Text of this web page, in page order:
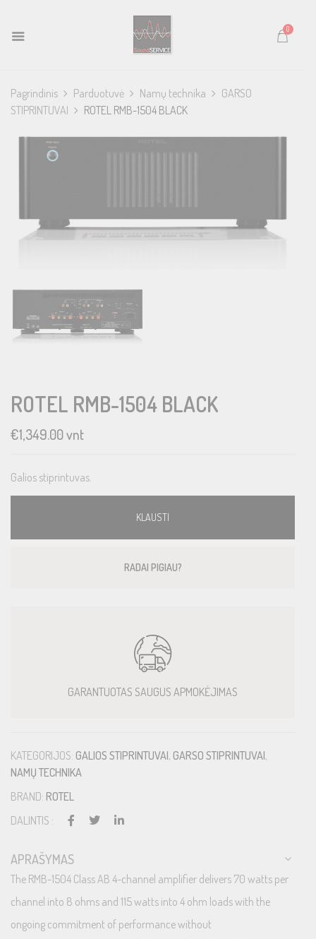
0
Pagrindinis Parduotuvė Namų technika
GARSO
STIPRINTUVAI
ROTEL RMB-1504 BLACK
ROTEL RMB-1504 BLACK
€1,349.00vnt
Galios stiprintuvas.
KLAUSTI
RADAI PIGIAU?
GARANTUOTAS SAUGUS APMOKĖJIMAS
KATEGORIJOS: GALIOS STIPRINTUVAI, GARSO STIPRINTUVAI,
NAMŲ TECHNIKA
BRAND: ROTEL
DALINTIS :
APRAŠYMAS
The RMB-1504 Class AB 4-channel amplifier delivers 70 watts per
channel into 8 ohms and 115 watts into 4 ohm loads with the
ongoing commitment of performance without